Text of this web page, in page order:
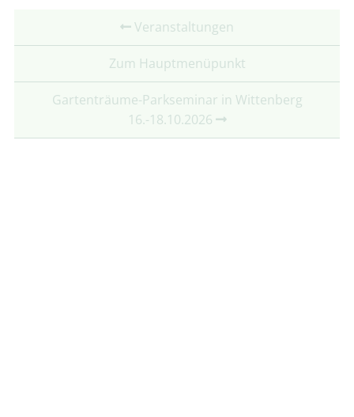
Veranstaltungen
Zum Hauptmenüpunkt
Gartenträume-Parkseminar in Wittenberg
16.-18.10.2026